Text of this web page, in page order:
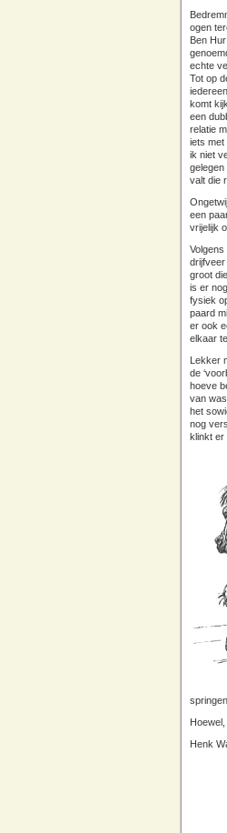
ogen
Ben
echte
Tot op
komt
een
relatie
iets met
ik niet
valt die
een
vrijelijk
drijfveer
groot
is er
fysiek
paard
er ook
elkaar
Lekker
de
hoeve
van
het
nog
klinkt er
Henk